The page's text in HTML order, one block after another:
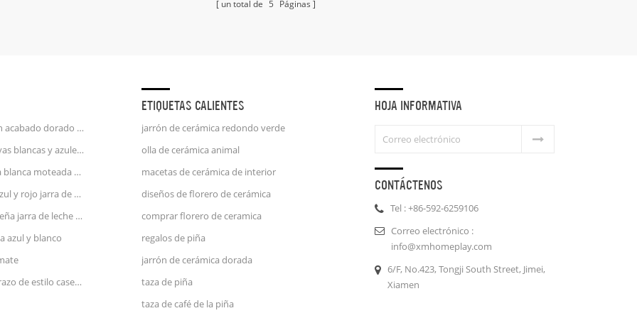
un total de 5 Páginas
taza de café unicornio con acabado dorado en relieve de mango de oro de 25 oz
jarra de porcelana con rayas blancas y azules jarra de agua
jarra de leche de cerámica blanca moteada azul y rosa
gran jarrón de cerámica azul y rojo jarra de agua
utensilios de cocina pequeña jarra de leche de cerámica verde
azul y blanco
jarrón de cerámica de terrazo de estilo casero de zara con cara
ETIQUETAS CALIENTES
jarrón de cerámica redondo verde
olla de cerámica animal
macetas de cerámica de interior
diseños de florero de cerámica
comprar florero de ceramica
regalos de piña
jarrón de cerámica dorada
taza de piña
taza de café de la piña
HOJA INFORMATIVA
CONTÁCTENOS
Tel : +86-592-6259106
Correo electrónico :
info@xmhomeplay.com
6/F, No.423, Tongji South Street, Jimei,
Xiamen